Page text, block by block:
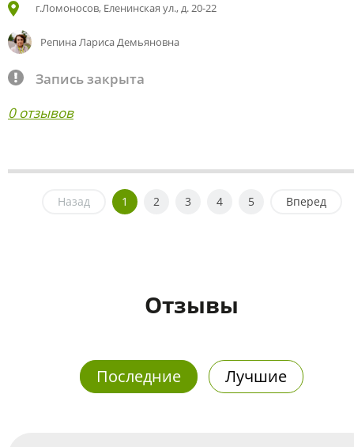
г.Ломоносов, Еленинская ул., д. 20-22
Репина Лариса Демьяновна
Запись закрыта
0 отзывов
Назад 1 2 3 4 5 Вперед
Отзывы
Последние Лучшие